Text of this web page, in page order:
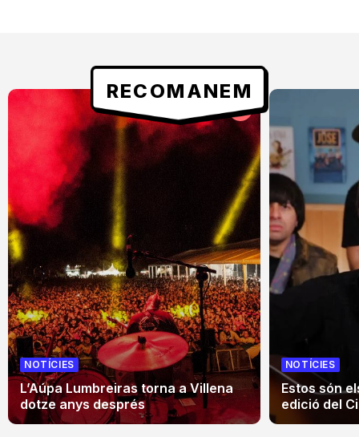
RECOMANEM
NOTÍCIES
L’Aúpa Lumbreiras torna a Villena
dotze anys després
NOTÍCIES
Estos són
edició del